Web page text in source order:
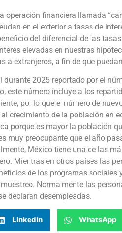
operación financiera llamada
en el exterior a tasas de
del diferencial de las
elevadas en nuestras
a extranjeros, a fin de que
2025 reportado por el
este número incluye a los
por lo que el número de
crecimiento de la población en
porque es mayor la población
muy preocupante que el año
México tiene una de las
Mientras en otros países las
de los programas sociales
Normalmente las
declaran desempleadas.
LinkedIn WhatsApp